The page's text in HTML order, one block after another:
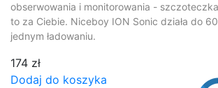
obserwowania i monitorowania -
to za Ciebie. Niceboy ION Sonic działa do
jednym ładowaniu.
174 zł
Dodaj do koszyka